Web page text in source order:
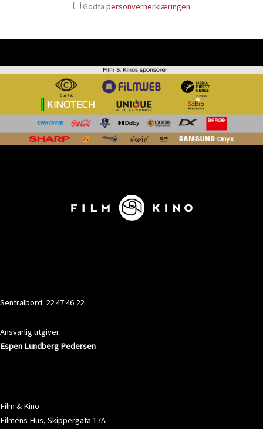
Godta personvernerklæringen
Sentralbord: 22 47 46 22
Ansvarlig utgiver:
Espen Lundberg Pedersen
Film & Kino
Filmens Hus, Skippergata 17A